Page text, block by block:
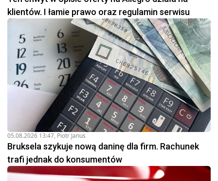
klientów. I łamie prawo oraz regulamin serwisu
05.08.2026 13:47, Piotr Janus
Bruksela szykuje nową daninę dla firm. Rachunek
trafi jednak do konsumentów